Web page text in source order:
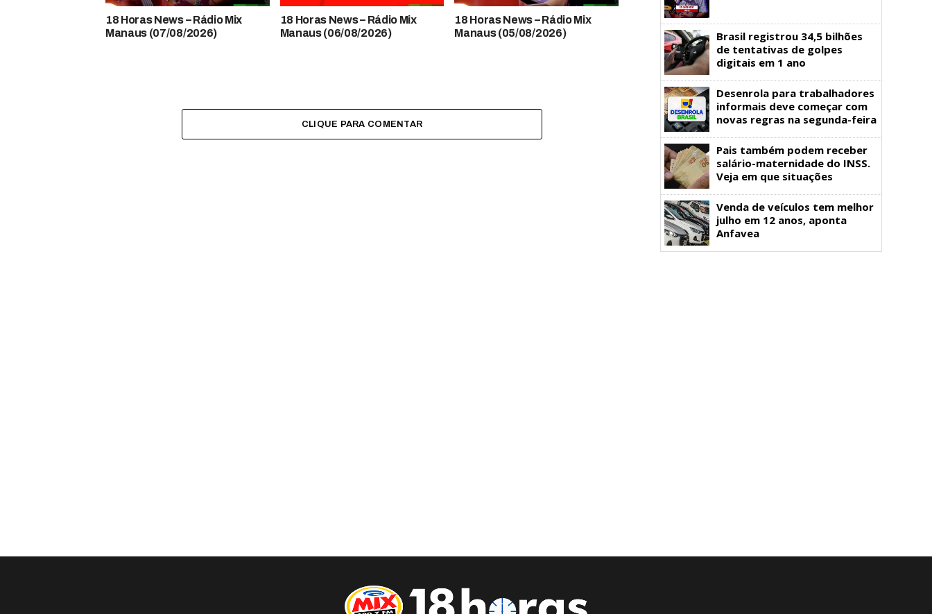
18 Horas News​​​​​​​​​​​​ – Rádio Mix
Manaus (07/08/2026)
18 Horas News​​​​​​​​​​​​ – Rádio Mix
Manaus (06/08/2026)
18 Horas News​​​​​​​​​​​​ – Rádio Mix
Manaus (05/08/2026)
CLIQUE PARA COMENTAR
Brasil registrou 34,5 bilhões
de tentativas de golpes
digitais em 1 ano
Desenrola para trabalhadores
informais deve começar com
novas regras na segunda-feira
Pais também podem receber
salário-maternidade do INSS.
Veja em que situações
Venda de veículos tem melhor
julho em 12 anos, aponta
Anfavea